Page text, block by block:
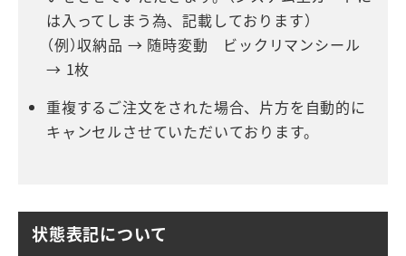
は入ってしまう為、記載しております）
（例）収納品 → 随時変動 ビックリマンシール
→ 1枚
重複するご注文をされた場合、片方を自動的に
キャンセルさせていただいております。
状態表記について